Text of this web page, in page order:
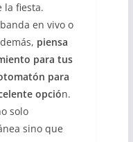
la fiesta.
en vivo o
piensa
para tus
para
opción.
solo
sino que